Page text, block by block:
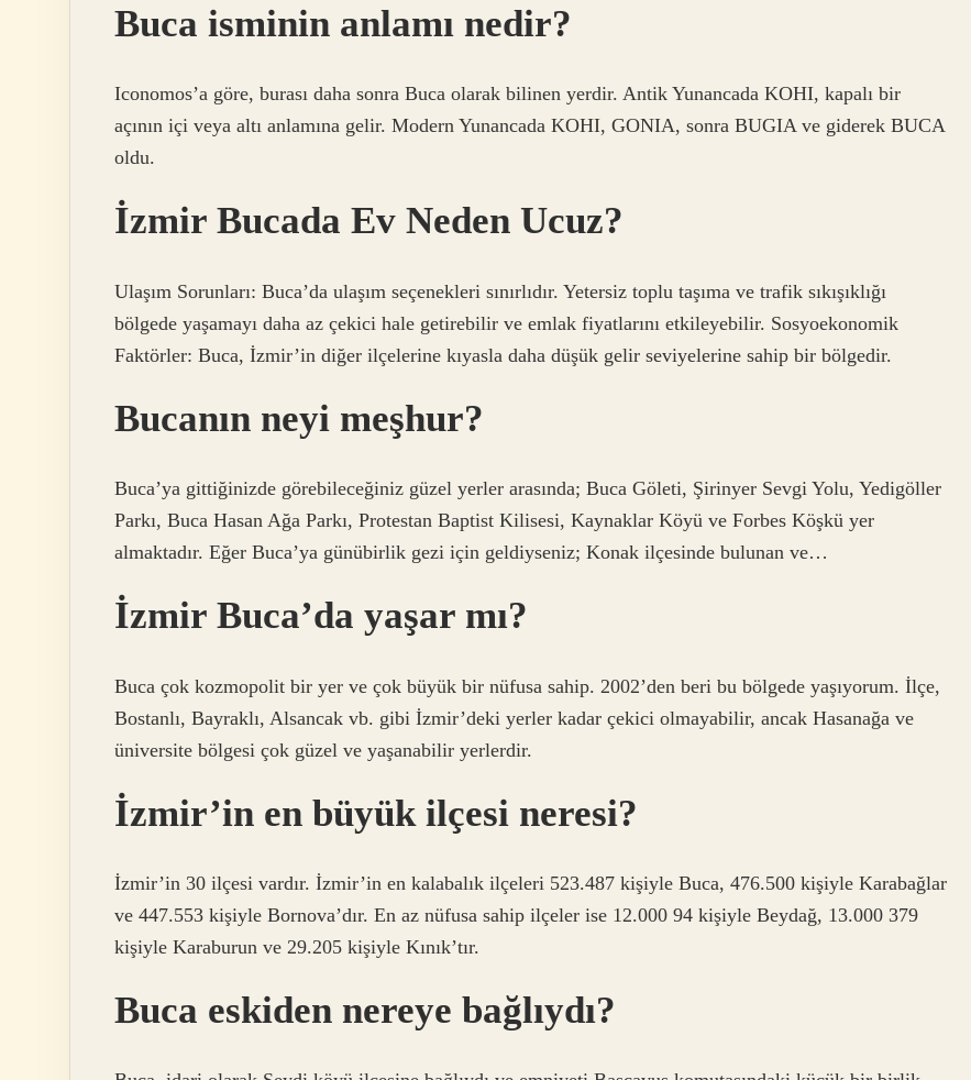
Buca isminin anlamı nedir?
Iconomos’a göre, burası daha sonra Buca olarak bilinen yerdir. Antik Yunancada KOHI, kapalı bir
açının içi veya altı anlamına gelir. Modern Yunancada KOHI, GONIA, sonra BUGIA ve giderek BUCA
oldu.
İzmir Bucada Ev Neden Ucuz?
Ulaşım Sorunları: Buca’da ulaşım seçenekleri sınırlıdır. Yetersiz toplu taşıma ve trafik sıkışıklığı
bölgede yaşamayı daha az çekici hale getirebilir ve emlak fiyatlarını etkileyebilir. Sosyoekonomik
Faktörler: Buca, İzmir’in diğer ilçelerine kıyasla daha düşük gelir seviyelerine sahip bir bölgedir.
Bucanın neyi meşhur?
Buca’ya gittiğinizde görebileceğiniz güzel yerler arasında; Buca Göleti, Şirinyer Sevgi Yolu, Yedigöller
Parkı, Buca Hasan Ağa Parkı, Protestan Baptist Kilisesi, Kaynaklar Köyü ve Forbes Köşkü yer
almaktadır. Eğer Buca’ya günübirlik gezi için geldiyseniz; Konak ilçesinde bulunan ve…
İzmir Buca’da yaşar mı?
Buca çok kozmopolit bir yer ve çok büyük bir nüfusa sahip. 2002’den beri bu bölgede yaşıyorum. İlçe,
Bostanlı, Bayraklı, Alsancak vb. gibi İzmir’deki yerler kadar çekici olmayabilir, ancak Hasanağa ve
üniversite bölgesi çok güzel ve yaşanabilir yerlerdir.
İzmir’in en büyük ilçesi neresi?
İzmir’in 30 ilçesi vardır. İzmir’in en kalabalık ilçeleri 523.487 kişiyle Buca, 476.500 kişiyle Karabağlar
ve 447.553 kişiyle Bornova’dır. En az nüfusa sahip ilçeler ise 12.000 94 kişiyle Beydağ, 13.000 379
kişiyle Karaburun ve 29.205 kişiyle Kınık’tır.
Buca eskiden nereye bağlıydı?